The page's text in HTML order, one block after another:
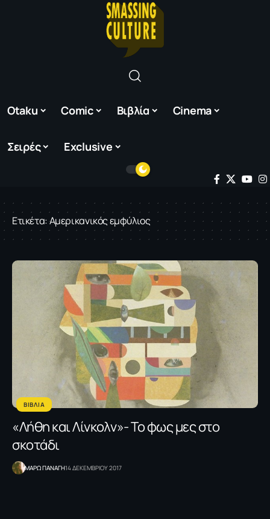
Otaku Comic Βιβλία Cinema
Σειρές Exclusive
Ετικέτα:Αμερικανικός εμφύλιος
ΒΙΒΛΙΑ
«Λήθη και Λίνκολν»- Το φως μες στο
σκοτάδι
ΜΑΡΩ ΠΑΝΑΓΗ14 ΔΕΚΕΜΒΡΙΟΥ 2017